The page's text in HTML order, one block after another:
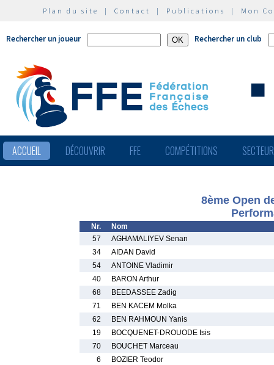
Plan du site | Contact | Publications | Mon
Rechercher un joueur Rechercher un club
ACCUEIL DÉCOUVRIR FFE COMPÉTITIONS
8ème Open
Nr.
Nom
57
AGHAMALIYEV Senan
34
AIDAN David
54
ANTOINE Vladimir
40
BARON Arthur
68
BEEDASSEE Zadig
71
BEN KACEM Molka
62
BEN RAHMOUN Yanis
19
BOCQUENET-DROUODE Isis
70
BOUCHET Marceau
6
BOZIER Teodor